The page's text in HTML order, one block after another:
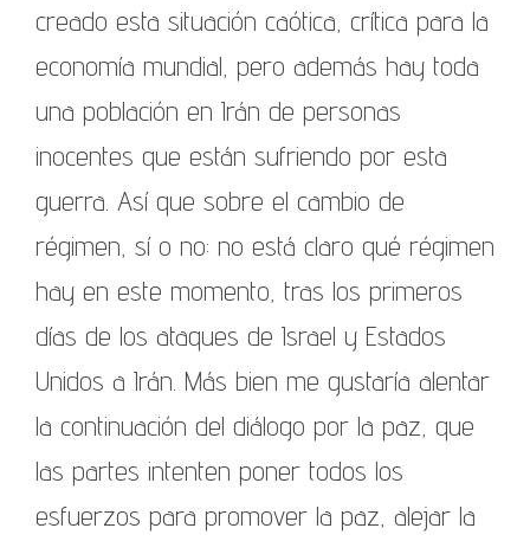
creado esta situación caótica, crítica para la
economía mundial, pero además hay toda
una población en Irán de personas
inocentes que están sufriendo por esta
guerra. Así que sobre el cambio de
régimen, sí o no: no está claro qué régimen
hay en este momento, tras los primeros
días de los ataques de Israel y Estados
Unidos a Irán. Más bien me gustaría alentar
la continuación del diálogo por la paz, que
las partes intenten poner todos los
esfuerzos para promover la paz, alejar la